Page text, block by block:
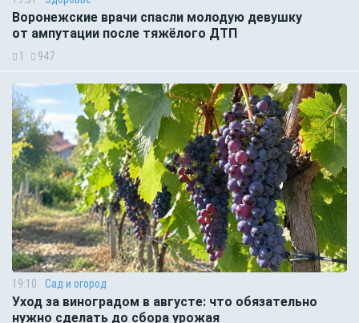
Воронежские врачи спасли молодую девушку
от ампутации после тяжёлого ДТП
1 947
19:10 Сад и огород
Уход за виноградом в августе: что обязательно
нужно сделать до сбора урожая